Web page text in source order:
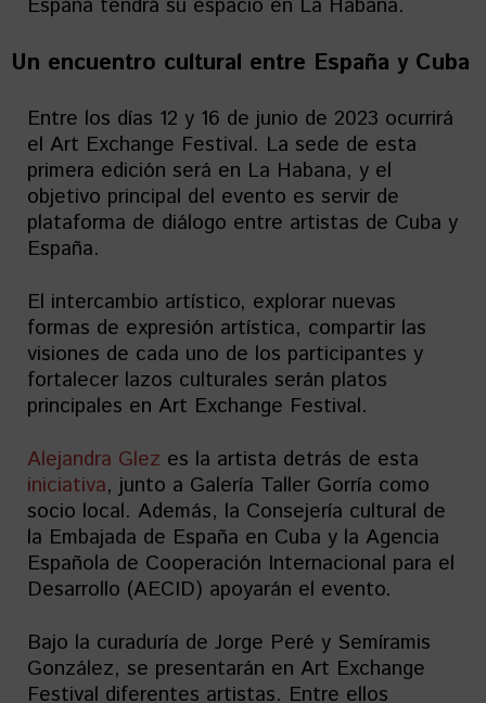
España tendrá su espacio en La Habana.
Un encuentro cultural entre España y Cuba
Entre los días 12 y 16 de junio de 2023 ocurrirá
el Art Exchange Festival. La sede de esta
primera edición será en La Habana, y el
objetivo principal del evento es servir de
plataforma de diálogo entre artistas de Cuba y
España.
El intercambio artístico, explorar nuevas
formas de expresión artística, compartir las
visiones de cada uno de los participantes y
fortalecer lazos culturales serán platos
principales en Art Exchange Festival.
Alejandra Glez es la artista detrás de esta
iniciativa, junto a Galería Taller Gorría como
socio local. Además, la Consejería cultural de
la Embajada de España en Cuba y la Agencia
Española de Cooperación Internacional para el
Desarrollo (AECID) apoyarán el evento.
Bajo la curaduría de Jorge Peré y Semíramis
González, se presentarán en Art Exchange
Festival diferentes artistas. Entre ellos